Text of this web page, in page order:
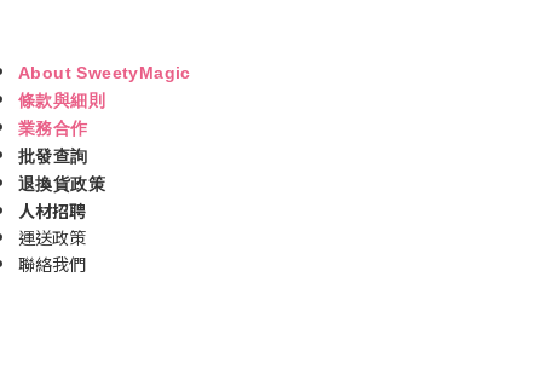
About SweetyMagic
條款與細則
業務合作
批發查詢
退換貨政策
人材招聘
運送政策
聯絡我們